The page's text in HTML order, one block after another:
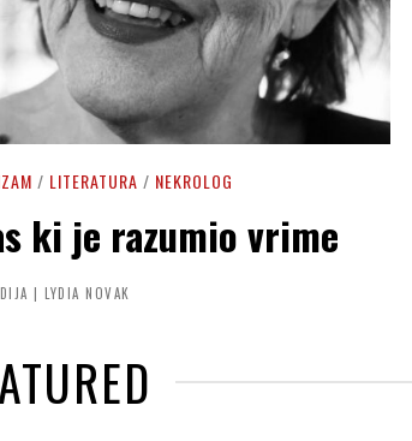
/ LITERATURA / NEKROLOG
ki je razumio vrime
| LYDIA NOVAK